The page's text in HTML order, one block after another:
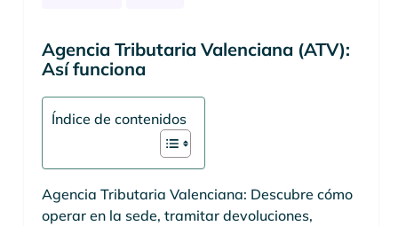
Agencia Tributaria Valenciana (ATV):
Así funciona
Índice de contenidos
Agencia Tributaria Valenciana: Descubre cómo
operar en la sede, tramitar devoluciones,